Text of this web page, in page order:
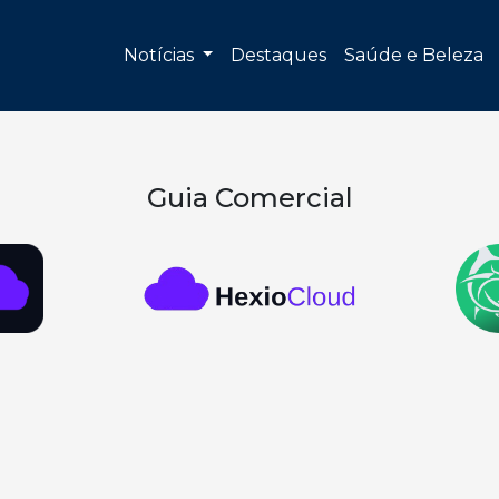
Notícias Destaques Saúde e Beleza
Guia Comercial